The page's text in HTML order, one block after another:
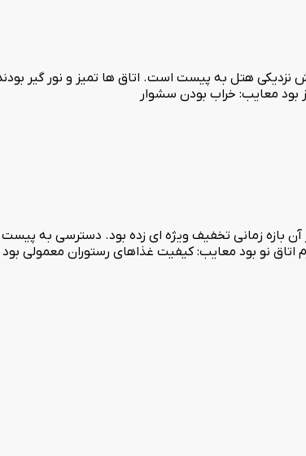
هتل به پیست است. اتاق ها تمیز و نور گیر بودند
بود معایب: خراب بودن سشوار
بازه زمانی تخفیف ویژه ای زده بود. دسترسی به پیست
نو بود معایب: کیفیت غذاهای رستوران معمولی بود